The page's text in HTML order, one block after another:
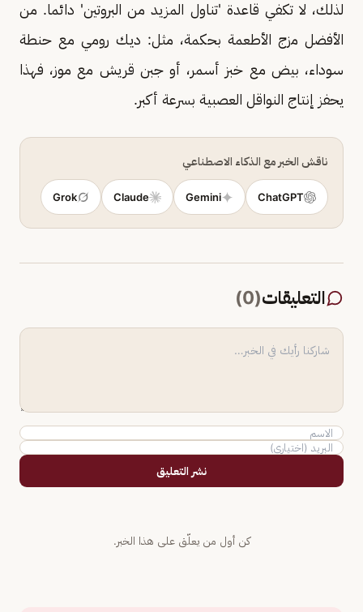
لذلك، لا تكفي قاعدة 'تناول المزيد من البروتين' دائما. من
الأفضل مزج الأطعمة بحكمة، مثل: ديك رومي مع حنطة
سوداء، بيض مع خبز أسمر، أو جبن قريش مع موز، فهذا
يحفز إنتاج النواقل العصبية بسرعة أكبر.
ناقش الخبر مع الذكاء الاصطناعي
ChatGPT
Gemini
Claude
Grok
التعليقات(
0
)
نشر التعليق
كن أول من يعلّق على هذا الخبر.